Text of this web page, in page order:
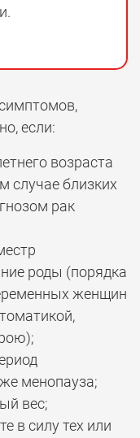
если:
возраста
случае близких
рак
роды (порядка
женщин
менопауза;
вес;
в силу тех или